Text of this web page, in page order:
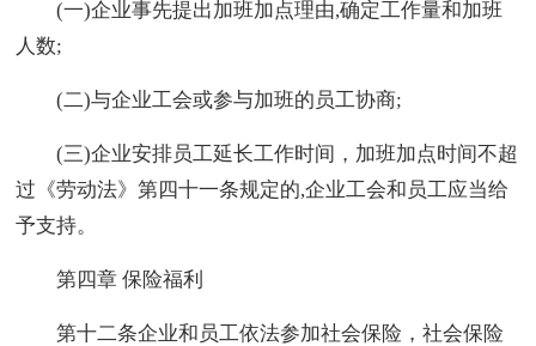
(一)企业事先提出加班加点理由,确定工作量和加班
人数;
(二)与企业工会或参与加班的员工协商;
(三)企业安排员工延长工作时间，加班加点时间不超
过《劳动法》第四十一条规定的,企业工会和员工应当给
予支持。
第四章 保险福利
第十二条企业和员工依法参加社会保险，社会保险